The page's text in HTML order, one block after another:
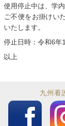
使用停止中は、学
ご不便をお掛けい
いたします。
停止日時：令和6
以上
九州看